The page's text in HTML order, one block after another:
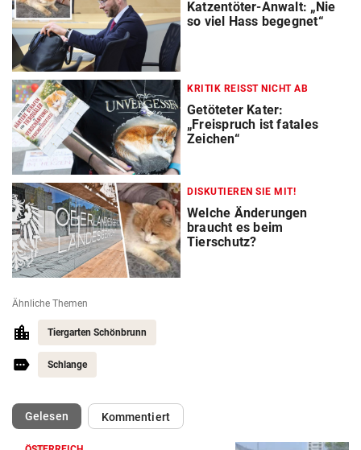
Katzentöter-Anwalt: „Nie
so viel Hass begegnet“
KRITIK REISST NICHT AB
Getöteter Kater:
„Freispruch ist fatales
Zeichen“
DISKUTIEREN SIE MIT!
Welche Änderungen
braucht es beim
Tierschutz?
Ähnliche Themen
Tiergarten Schönbrunn
Schlange
Gelesen(ausgewählt)Kommentiert